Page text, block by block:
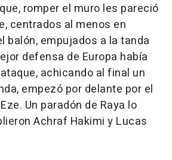
romper el muro les pareció
centrados al menos en
balón, empujados a la tanda
defensa de Europa había
achicando al final un
empezó por delante por el
Un paradón de Raya lo
Achraf Hakimi y Lucas